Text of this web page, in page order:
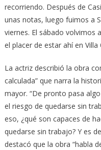
recorriendo. Después de
unas notas, luego fuimos a
viernes. El sábado volvimos
el placer de estar ahí en
La actriz describió la obra
calculada” que narra la
mayor. “De pronto pasa
el riesgo de quedarse sin
eso, ¿qué son capaces de
quedarse sin trabajo? Y es
destacó que la obra “habla